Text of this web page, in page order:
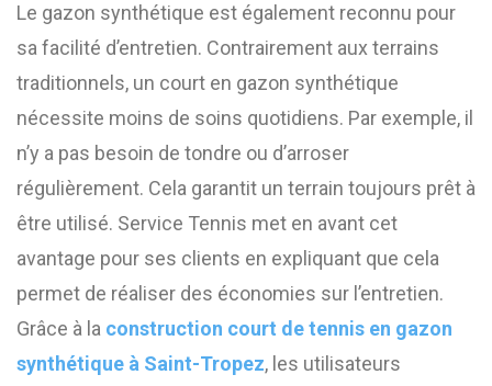
Le gazon synthétique est également reconnu pour
sa facilité d’entretien. Contrairement aux terrains
traditionnels, un court en gazon synthétique
nécessite moins de soins quotidiens. Par exemple, il
n’y a pas besoin de tondre ou d’arroser
régulièrement. Cela garantit un terrain toujours prêt à
être utilisé. Service Tennis met en avant cet
avantage pour ses clients en expliquant que cela
permet de réaliser des économies sur l’entretien.
Grâce à la construction court de tennis en gazon
synthétique à Saint-Tropez, les utilisateurs